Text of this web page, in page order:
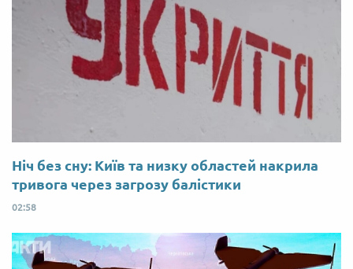
Ніч без сну: Київ та низку областей накрила
тривога через загрозу балістики
02:58